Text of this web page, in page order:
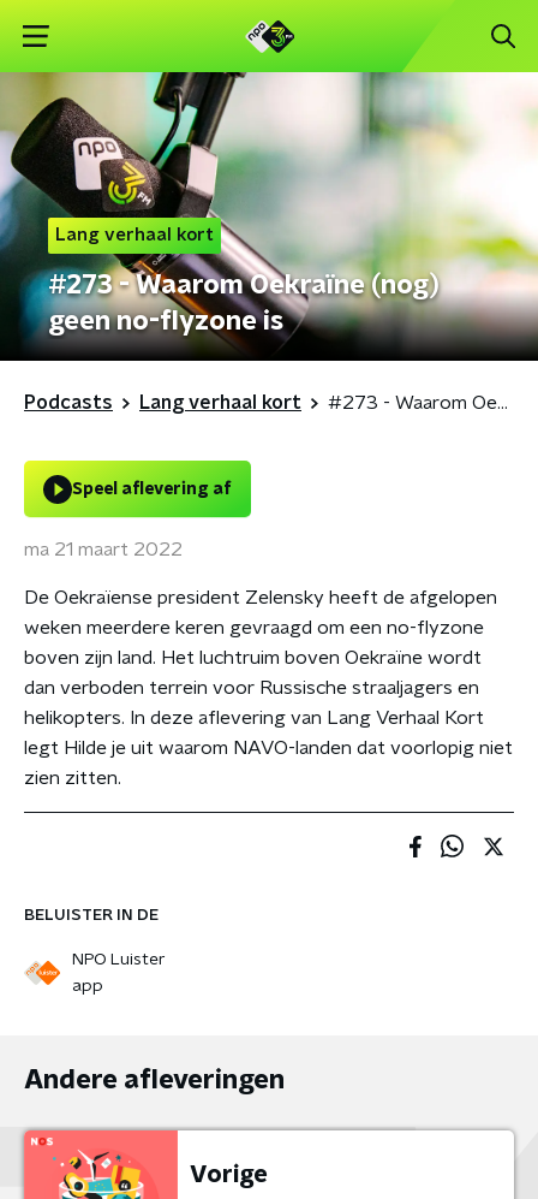
Lang verhaal kort
#273 - Waarom Oekraïne (nog)
geen no-flyzone is
Podcasts Lang verhaal kort #273 - Waarom Oekraïne (nog) geen no-flyzone is
BELUISTER IN DE
NPO Luister
app
Speel aflevering af
ma 21 maart 2022
De Oekraïense president Zelensky heeft de afgelopen
weken meerdere keren gevraagd om een no-flyzone
boven zijn land. Het luchtruim boven Oekraïne wordt
dan verboden terrein voor Russische straaljagers en
helikopters. In deze aflevering van Lang Verhaal Kort
legt Hilde je uit waarom NAVO-landen dat voorlopig niet
zien zitten.
Andere afleveringen
Vorige